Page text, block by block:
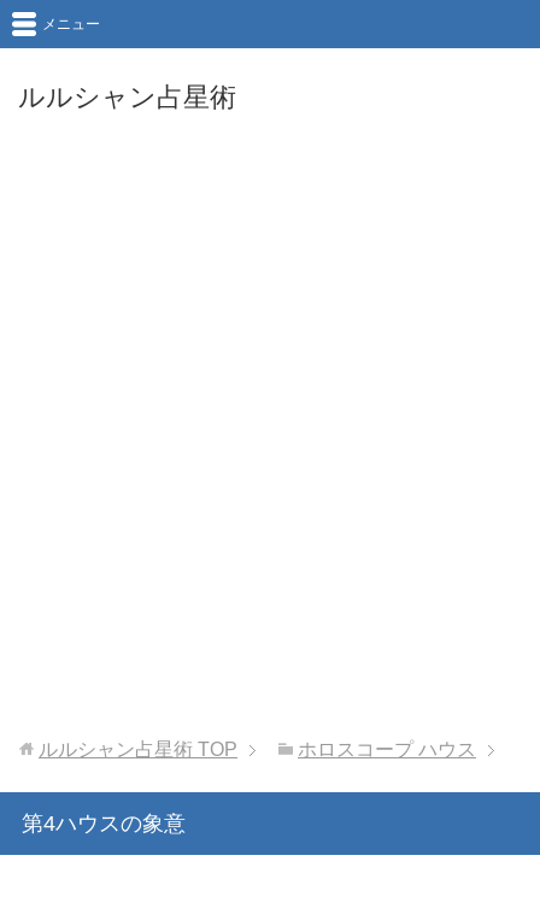
ルルシャン占星術
メニュー
ルルシャン占星術 TOP ホロスコープ ハウス
第4ハウスの象意